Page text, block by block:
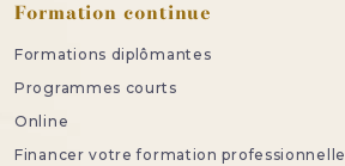
Formation continue
Formations diplômantes
Programmes courts
Online
Financer votre formation professionnelle